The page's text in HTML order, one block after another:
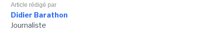
Article rédigé par
Didier Barathon
Journaliste